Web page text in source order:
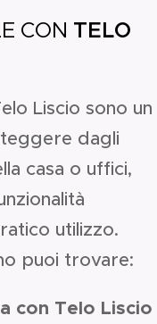
CON TELO
Liscio sono un
dagli
casa o uffici,
utilizzo.
puoi trovare:
con Telo Liscio